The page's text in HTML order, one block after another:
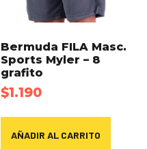
Bermuda FILA Masc.
Sports Myler – 8
grafito
$1.190
AÑADIR AL CARRITO